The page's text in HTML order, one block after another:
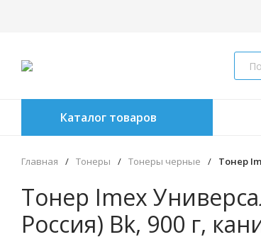
Каталог товаров
Главная / Тонеры / Тонеры черные / Тонер
Тонер Imex
Россия) Bk, 900 г,